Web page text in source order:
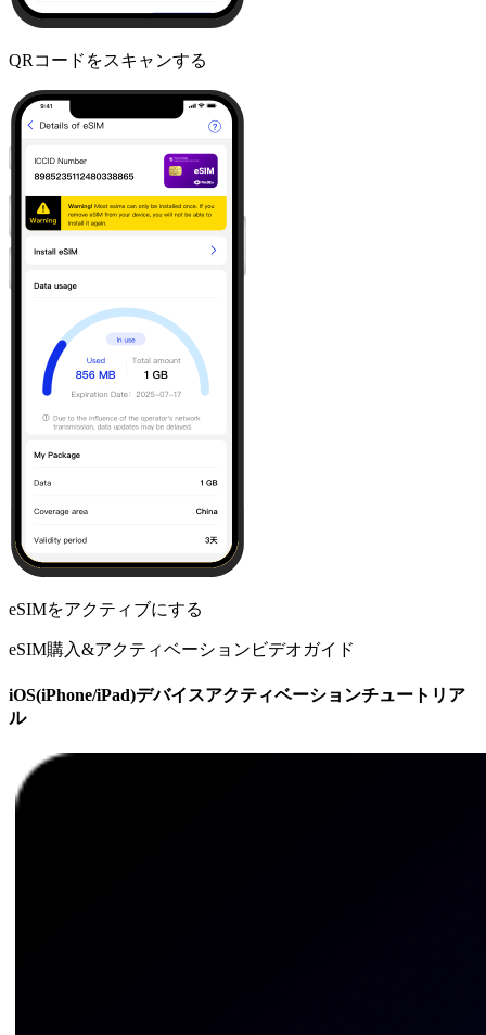
QRコードをスキャンする
eSIMをアクティブにする
eSIM購入&アクティベーションビデオガイド
iOS(iPhone/iPad)デバイスアクティベーションチュートリア
ル